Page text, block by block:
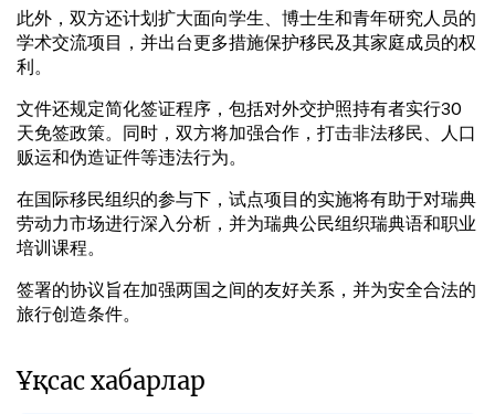
此外，双方还计划扩大面向学生、博士生和青年研究人员的
学术交流项目，并出台更多措施保护移民及其家庭成员的权
利。
文件还规定简化签证程序，包括对外交护照持有者实行30
天免签政策。同时，双方将加强合作，打击非法移民、人口
贩运和伪造证件等违法行为。
在国际移民组织的参与下，试点项目的实施将有助于对瑞典
劳动力市场进行深入分析，并为瑞典公民组织瑞典语和职业
培训课程。
签署的协议旨在加强两国之间的友好关系，并为安全合法的
旅行创造条件。
Ұқсас хабарлар